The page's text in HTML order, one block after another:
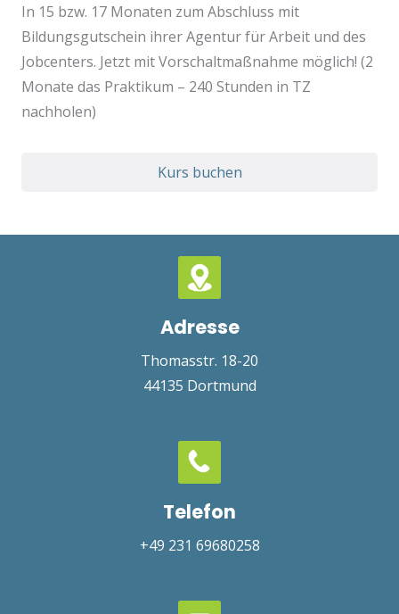
In 15 bzw. 17 Monaten zum Abschluss mit
Bildungsgutschein ihrer Agentur für Arbeit und des
Jobcenters. Jetzt mit Vorschaltmaßnahme möglich! (2
Monate das Praktikum – 240 Stunden in TZ
nachholen)
Kurs buchen
Adresse
Thomasstr. 18-20
44135 Dortmund
Telefon
+49 231 69680258